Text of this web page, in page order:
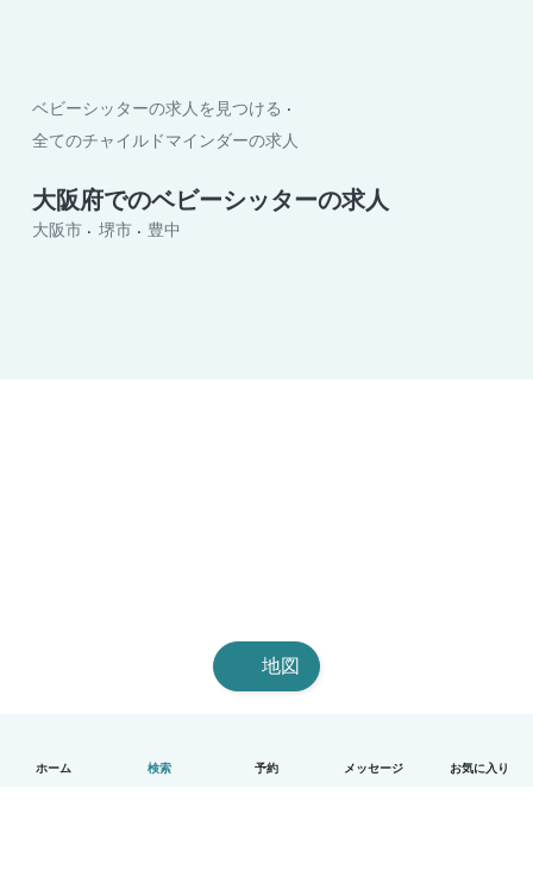
ホーム 検索 予約 メッセージ お気に入り
ベビーシッターの求人を見つける
全てのチャイルドマインダーの求人
大阪府でのベビーシッターの求人
大阪市 堺市 豊中
地図